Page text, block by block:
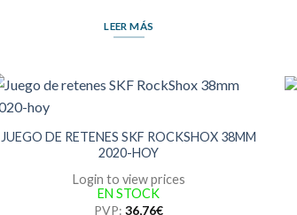
LEER MÁS
JUEGO DE RETENES SKF ROCKSHOX 38MM
2020-HOY
Login to view prices
EN STOCK
PVP:36,76€